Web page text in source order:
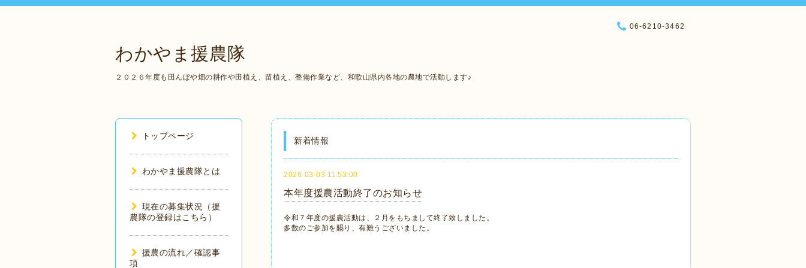
わかやま援農隊
２０２６年度も田んぼや畑の耕作や田植え、苗植え、整備作業など、和歌山県内各地の農地で活動します♪
06-6210-3462
新着情報
2026-03-03 11:53:00
本年度援農活動終了のお知らせ
令和７年度の援農活動は、２月をもちまして終了致しました。
多数のご参加を賜り、有難うございました。
トップページ
わかやま援農隊とは
現在の募集状況（援
農隊の登録はこちら）
援農の流れ／確認事
項